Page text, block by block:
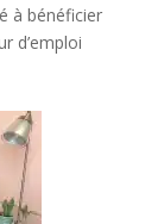
à bénéficier
d’emploi